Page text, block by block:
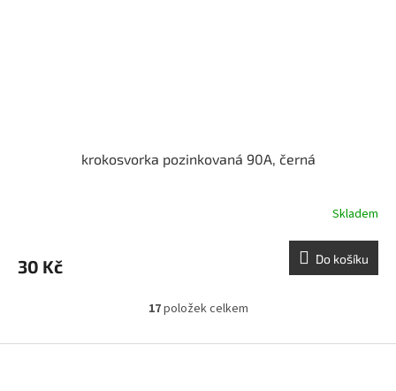
krokosvorka pozinkovaná 90A, černá
Skladem
30 Kč Do košíku
O
l
17položek celkem